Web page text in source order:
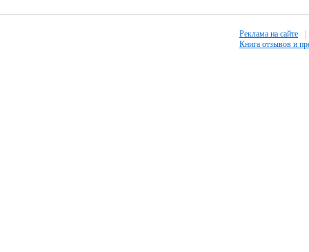
Реклама на сайте
Книга отзывов и